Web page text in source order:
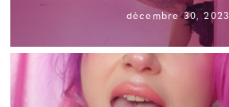
décembre 30, 2023